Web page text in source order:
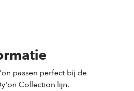
passen perfect bij de
Collection lijn.